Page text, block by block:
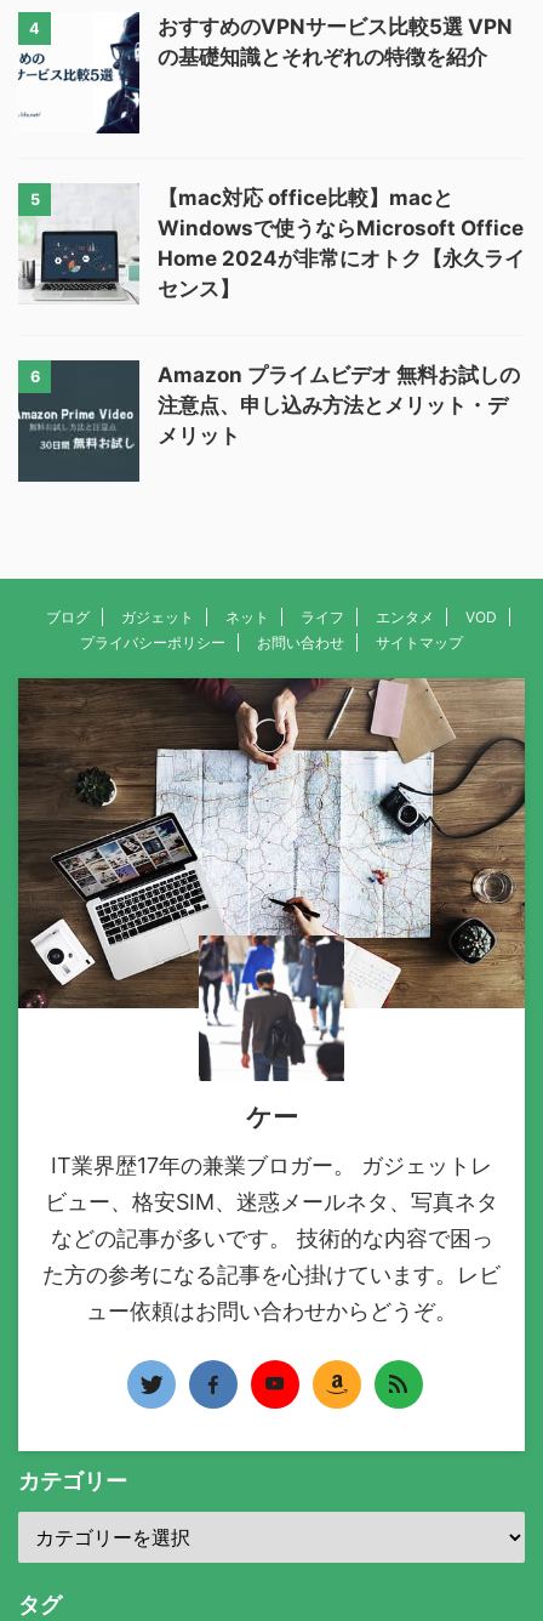
4
おすすめのVPNサービス比較5選 VPN
の基礎知識とそれぞれの特徴を紹介
5
【mac対応 office比較】macと
Windowsで使うならMicrosoft Office
Home 2024が非常にオトク【永久ライ
センス】
6
Amazon プライムビデオ 無料お試しの
注意点、申し込み方法とメリット・デ
メリット
ブログ ガジェット ネット ライフ エンタメ
VOD
プライバシーポリシー
お問い合わせ サイトマップ
ケー
IT業界歴17年の兼業ブロガー。 ガジェットレ
ビュー、格安SIM、迷惑メールネタ、写真ネタ
などの記事が多いです。 技術的な内容で困っ
た方の参考になる記事を心掛けています。レビ
ュー依頼はお問い合わせからどうぞ。
カテゴリー
タグ